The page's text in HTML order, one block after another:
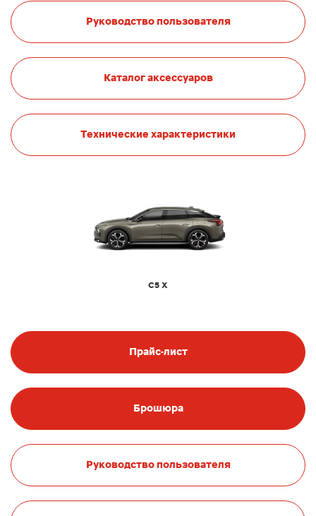
Руководство пользователя
Каталог аксессуаров
Технические характеристики
C5 X
Прайс-лист
Брошюра
Руководство пользователя